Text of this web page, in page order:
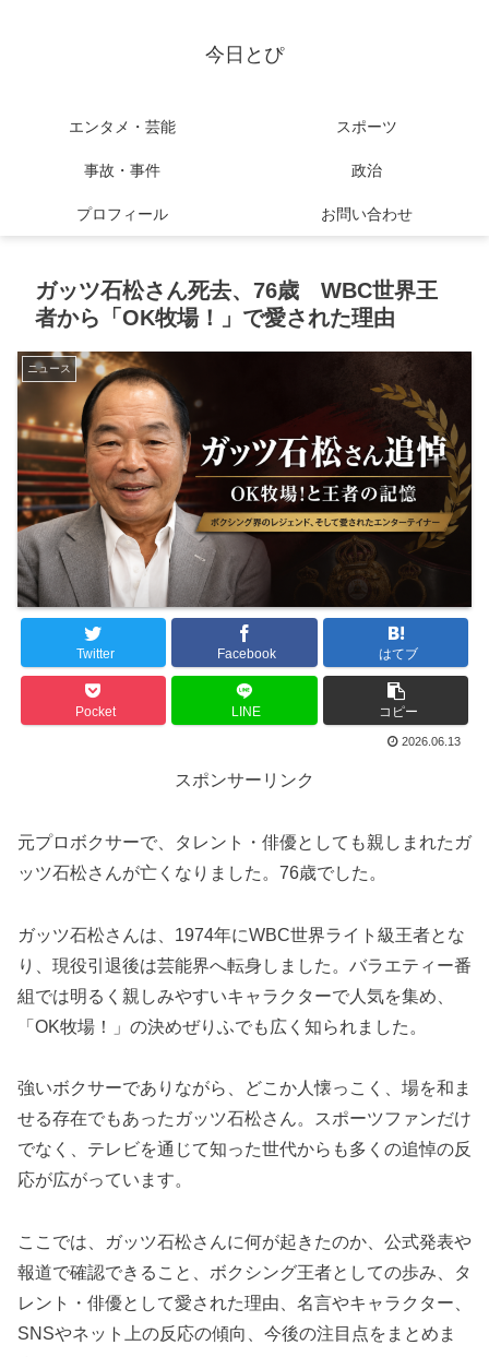
今日とぴ
エンタメ・芸能 スポーツ
事故・事件 政治
プロフィール お問い合わせ
ガッツ石松さん死去、76歳 WBC世界王
者から「OK牧場！」で愛された理由
ニュース
Twitter Facebook はてブ
Pocket LINE コピー
2026.06.13
スポンサーリンク
元プロボクサーで、タレント・俳優としても親しまれたガ
ッツ石松さんが亡くなりました。76歳でした。
ガッツ石松さんは、1974年にWBC世界ライト級王者とな
り、現役引退後は芸能界へ転身しました。バラエティー番
組では明るく親しみやすいキャラクターで人気を集め、
「OK牧場！」の決めぜりふでも広く知られました。
強いボクサーでありながら、どこか人懐っこく、場を和ま
せる存在でもあったガッツ石松さん。スポーツファンだけ
でなく、テレビを通じて知った世代からも多くの追悼の反
応が広がっています。
ここでは、ガッツ石松さんに何が起きたのか、公式発表や
報道で確認できること、ボクシング王者としての歩み、タ
レント・俳優として愛された理由、名言やキャラクター、
SNSやネット上の反応の傾向、今後の注目点をまとめま